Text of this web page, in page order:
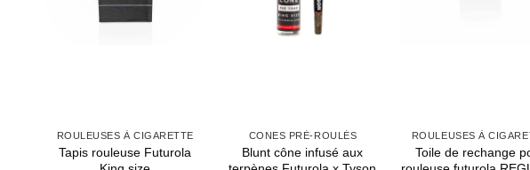
ROULEUSES À CIGARETTE
Tapis rouleuse Futurola
CONES PRÉ-ROULÉS
Blunt cône infusé aux
ROULEUSES À
Toile de rechange